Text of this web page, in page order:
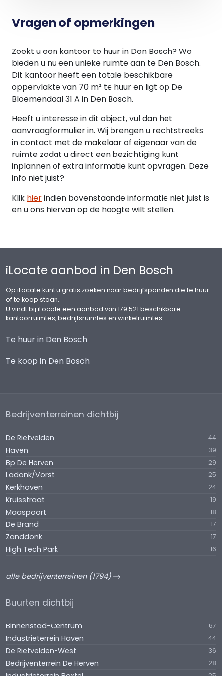
Vragen of opmerkingen
Zoekt u een kantoor te huur in Den Bosch? We
bieden u nu een unieke ruimte aan te Den Bosch.
Dit kantoor heeft een totale beschikbare
oppervlakte van 70 m² te huur en ligt op De
Bloemendaal 31 A in Den Bosch.
Heeft u interesse in dit object, vul dan het
aanvraagformulier in. Wij brengen u rechtstreeks
in contact met de makelaar of eigenaar van de
ruimte zodat u direct een bezichtiging kunt
inplannen of extra informatie kunt opvragen. Deze
info niet juist?
Klik hierindien bovenstaande informatie niet juist is
en u ons hiervan op de hoogte wilt stellen.
iLocate aanbod in Den Bosch
Op iLocate kunt u gratis zoeken naar bedrijfspanden die te huur
of te koop staan.
U vindt bij iLocate een aanbod van 179.521 beschikbare
kantoorruimtes, bedrijfsruimtes en winkelruimtes.
Te huur in Den Bosch
Te koop in Den Bosch
Bedrijventerreinen dichtbij
De Rietvelden 44
Haven 39
Bp De Herven 29
Ladonk/Vorst 25
Kerkhoven 24
Kruisstraat 19
Maaspoort 18
De Brand 17
Zanddonk 17
High Tech Park 16
alle bedrijventerreinen (1794)
Buurten dichtbij
Binnenstad-Centrum 67
Industrieterrein Haven 44
De Rietvelden-West 36
Bedrijventerrein De Herven 28